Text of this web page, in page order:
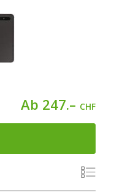
Ab 247.– CHF